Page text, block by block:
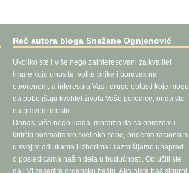
Reč autora bloga Snežane Ognjenović
Ukoliko ste i više nego zainteresovani za kvalitet
hrane koju unosite, volite biljke i boravak na
otvorenom, a interesuju Vas i druge oblasti koje mogu
da poboljšaju kvalitet života Vaše porodice, onda ste
na pravom mestu.
Danas, više nego ikada, moramo da sa oprezom i
kritički posmatramo svet oko sebe, budemo racionalni
u svojim odlukama i izborima i razmišljamo unapred
o posledicama naših dela u budućnosti. Odlučili ste
da i Vi zasadite organsku baštu. Ako niste baš sigurni